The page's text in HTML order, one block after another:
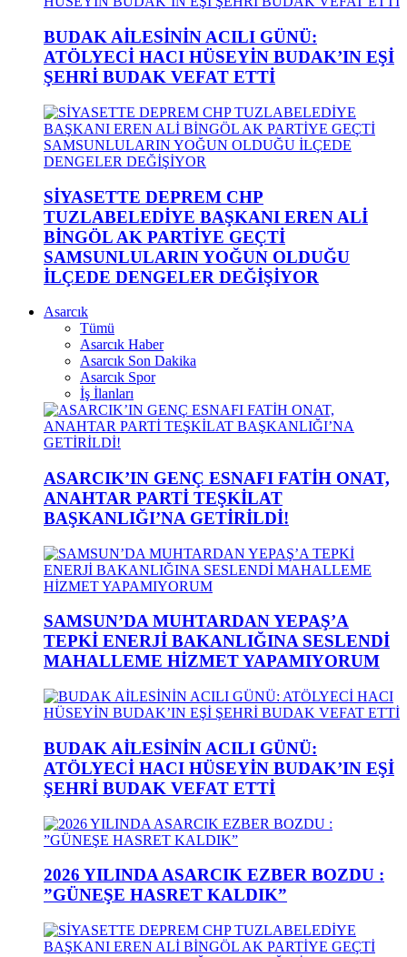
BUDAK AİLESİNİN ACILI GÜNÜ:
ATÖLYECİ HACI HÜSEYİN BUDAK’IN EŞİ
ŞEHRİ BUDAK VEFAT ETTİ
SİYASETTE DEPREM CHP
TUZLABELEDİYE BAŞKANI EREN ALİ
BİNGÖL AK PARTİYE GEÇTİ
SAMSUNLULARIN YOĞUN OLDUĞU
İLÇEDE DENGELER DEĞİŞİYOR
Asarcık
Tümü
Asarcık Haber
Asarcık Son Dakika
Asarcık Spor
İş İlanları
ASARCIK’IN GENÇ ESNAFI FATİH ONAT,
ANAHTAR PARTİ TEŞKİLAT
BAŞKANLIĞI’NA GETİRİLDİ!
SAMSUN’DA MUHTARDAN YEPAŞ’A
TEPKİ ENERJİ BAKANLIĞINA SESLENDİ
MAHALLEME HİZMET YAPAMIYORUM
BUDAK AİLESİNİN ACILI GÜNÜ:
ATÖLYECİ HACI HÜSEYİN BUDAK’IN EŞİ
ŞEHRİ BUDAK VEFAT ETTİ
2026 YILINDA ASARCIK EZBER BOZDU :
”GÜNEŞE HASRET KALDIK”